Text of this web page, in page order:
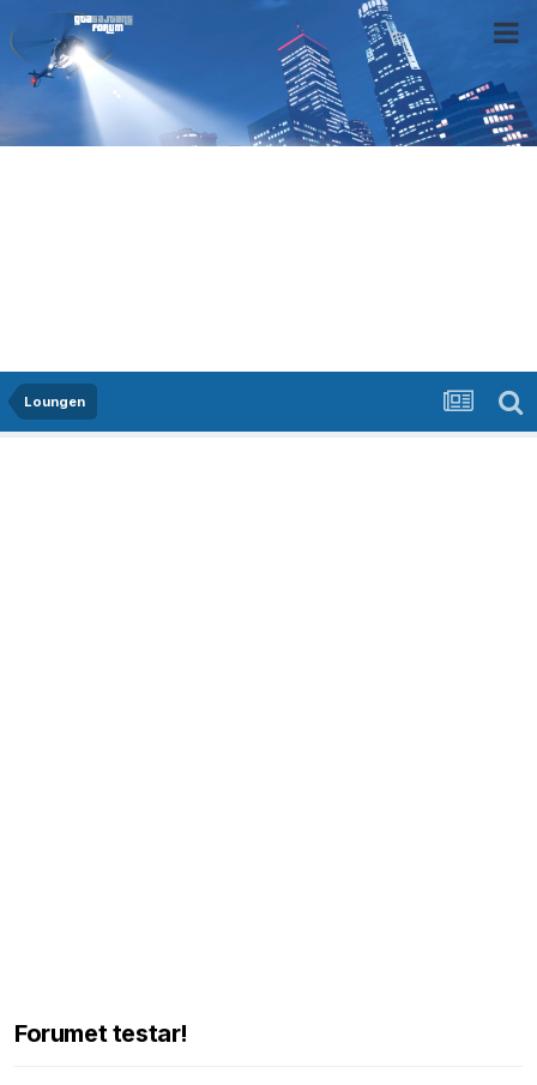
Loungen
Forumet testar!